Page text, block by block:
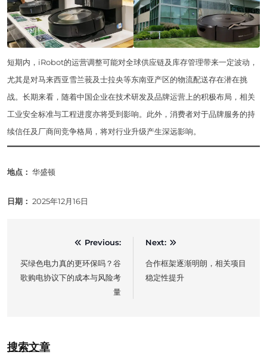
短期内，iRobot的运营调整可能对全球供应链及库存管理带来一定波动，
尤其是对马来西亚雪兰莪及士拉央等东南亚产区的物流配送存在潜在挑
战。长期来看，随着中国企业在技术研发及品牌运营上的积极布局，相关
工业安全标准与工程进度亦将受到影响。此外，消费者对于品牌服务的持
续信任及厂商间竞争格局，将对行业升级产生深远影响。
地点： 华盛顿
日期： 2025年12月16日
Previous:
买绿色电力真的更环保吗？谷
歌购电协议下的成本与风险考
量
Next:
合作框架逐渐明朗，相关项目
稳定性提升
搜索文章